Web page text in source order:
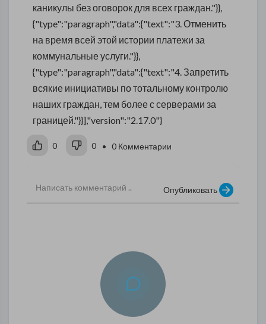
каникулы без оговорок для всех граждан."}},
{"type":"paragraph","data":{"text":"3. Отменить
на время всей этой истории платежи за
коммунальные услуги."}},
{"type":"paragraph","data":{"text":"4. Запретить
всякие инициативы по тотальному контролю
наших граждан, тем более с серверами за
границей."}}],"version":"2.17.0"}
0 0 • 0 Комментарии
Опубликовать